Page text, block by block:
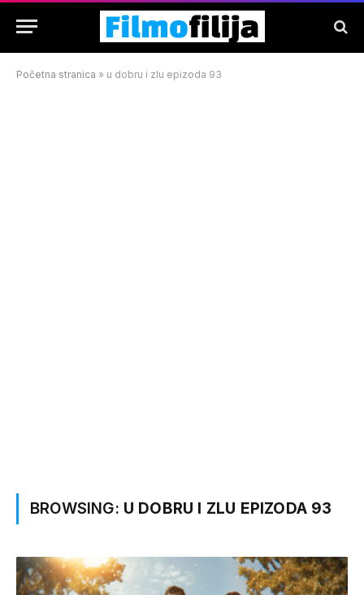
Početna stranica » u dobru i zlu epizoda 93
BROWSING: U DOBRU I ZLU EPIZODA 93